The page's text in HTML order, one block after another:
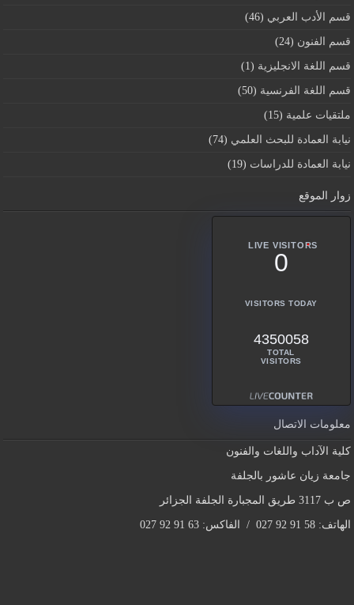
قسم اﻷدب العربي (46)
قسم الفنون (24)
قسم اللغة الانجليزية (1)
قسم اللغة الفرنسية (50)
ملتقيات علمية (15)
نيابة العمادة للبحث العلمي (74)
نيابة العمادة للدراسات (19)
زوار الموقع
LIVE VISITORS
0
VISITORS TODAY
4350058
TOTAL
VISITORS
معلومات الاتصال
كلية الآداب واللغات والفنون
جامعة زيان عاشور بالجلفة
ص ب 3117 طريق المجبارة الجلفة الجزائر
الهاتف: 58 91 92 027 / الفاكس: 63 91 92 027